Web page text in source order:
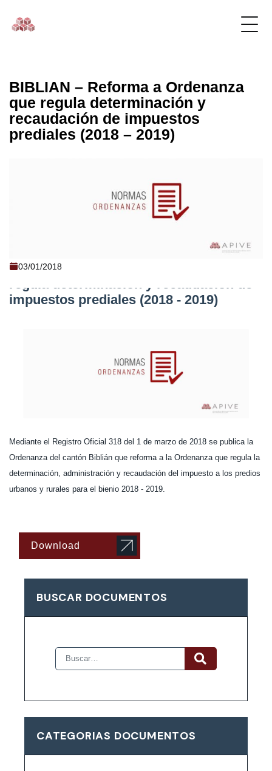
BIBLIAN – Reforma a Ordenanza
que regula determinación y
recaudación de impuestos
prediales (2018 – 2019)
03/01/2018
BIBLIAN - Reforma a Ordenanza que
regula determinación y recaudación de
impuestos prediales (2018 - 2019)
Mediante el Registro Oficial 318 del 1 de marzo de 2018 se publica la
Ordenanza del cantón Biblián que reforma a la Ordenanza que regula la
determinación, administración y recaudación del impuesto a los predios
urbanos y rurales para el bienio 2018 - 2019.
Download
BUSCAR DOCUMENTOS
CATEGORIAS DOCUMENTOS